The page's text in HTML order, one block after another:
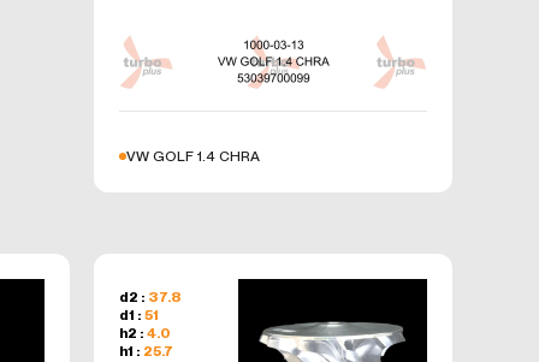
VW GOLF 1.4 CHRA
d2 : 37.8
d1 : 51
h2 : 4.0
h1 : 25.7
ve
bu